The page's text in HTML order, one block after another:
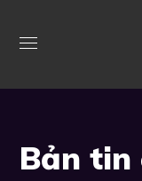
Bản tin